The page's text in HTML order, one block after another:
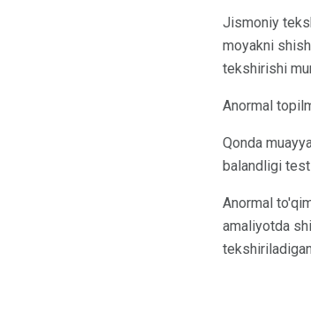
Jismoniy
moyakni
tekshirishi
Anormal
Qonda
balandligi
Anormal
amaliyotda